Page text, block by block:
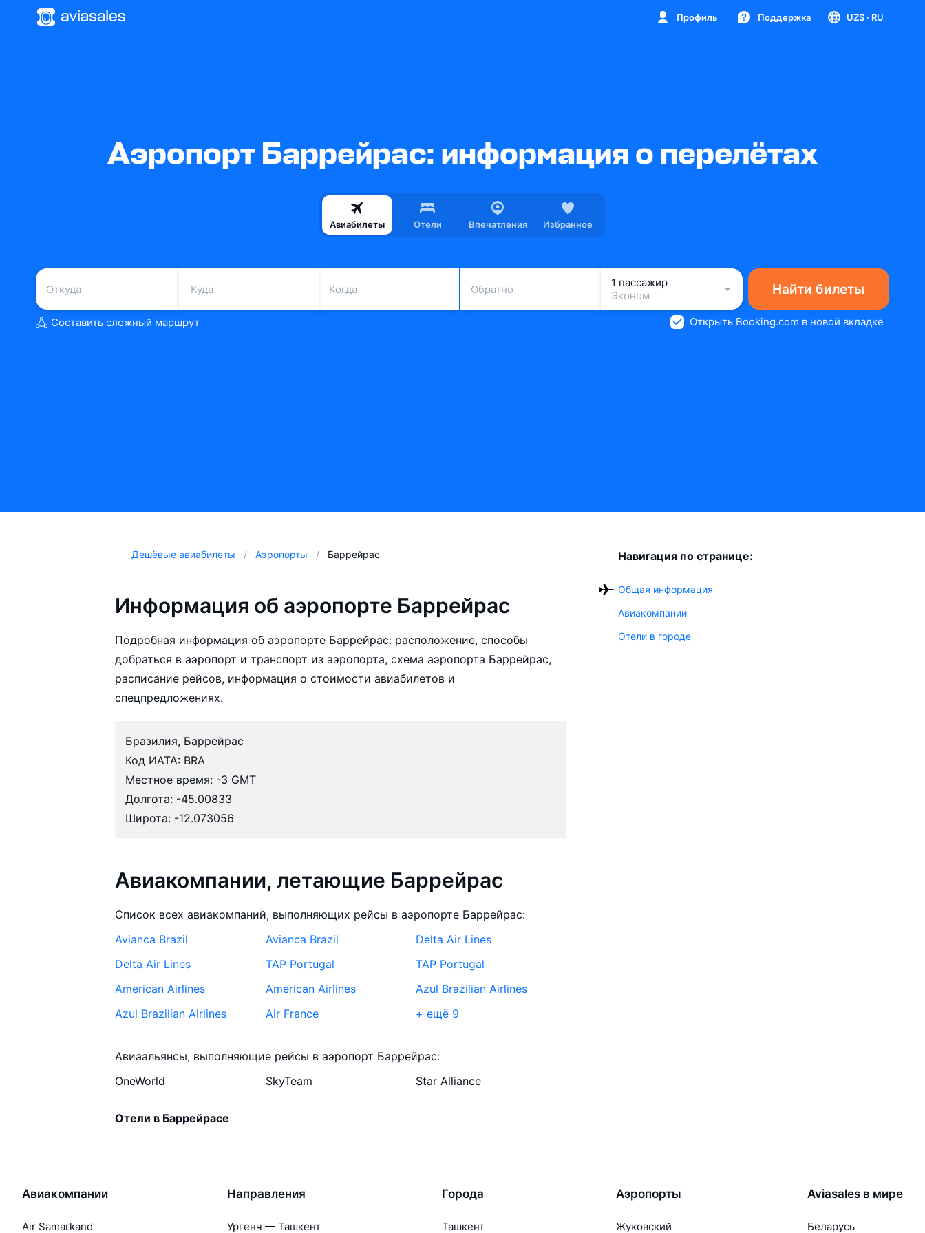
Профиль Поддержка UZS · RU
Аэропорт Баррейрас: информация о перелётах
Авиабилеты Отели Впечатления Избранное
Когда Обратно
1 пассажир
Эконом
Найти билеты
Составить сложный маршрут Открыть Booking.com в новой вкладке
Дешёвые авиабилеты Аэропорты Баррейрас
Информация об аэропорте Баррейрас
Подробная информация об аэропорте Баррейрас: расположение, способы
добраться в аэропорт и транспорт из аэропорта, схема аэропорта Баррейрас,
расписание рейсов, информация о стоимости авиабилетов и
спецпредложениях.
Бразилия, Баррейрас
Код ИАТА: BRA
Местное время: -3 GMT
Долгота: -45.00833
Широта: -12.073056
Авиакомпании, летающие Баррейрас
Список всех авиакомпаний, выполняющих рейсы в аэропорте Баррейрас:
Avianca Brazil
Avianca Brazil
Delta Air Lines
Delta Air Lines
TAP Portugal
TAP Portugal
American Airlines
American Airlines
Azul Brazilian Airlines
Azul Brazilian Airlines
Air France
+ ещё 9
Aereos S.A.
Aereos S.A.
Gol Transportes Aéreos
Gol Transportes Aéreos
LATAM Brasil
Авиаальянсы, выполняющие рейсы в аэропорт Баррейрас:
OneWorld
SkyTeam Star Alliance
Отели в Баррейрасе
Навигация по странице:
Общая информация
Авиакомпании
Отели в городе
Авиакомпании
Air Samarkand
Направления
Ургенч — Ташкент
Города
Ташкент
Аэропорты
Жуковский
Aviasales в мире
Беларусь